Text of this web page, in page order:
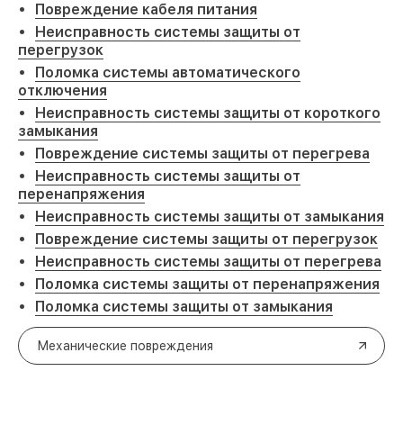
Повреждение кабеля питания
Неисправность системы защиты от
перегрузок
Поломка системы автоматического
отключения
Неисправность системы защиты от короткого
замыкания
Повреждение системы защиты от перегрева
Неисправность системы защиты от
перенапряжения
Неисправность системы защиты от замыкания
Повреждение системы защиты от перегрузок
Неисправность системы защиты от перегрева
Поломка системы защиты от перенапряжения
Поломка системы защиты от замыкания
Механические повреждения